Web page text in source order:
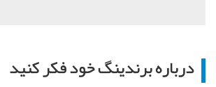
درباره برندینگ خود فکر کنید